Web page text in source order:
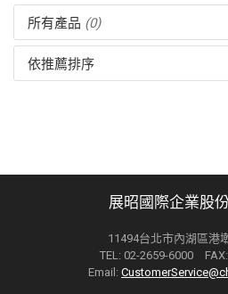
所有產品 (0)
依推薦排序
展昭國際企業股
11494台北市內湖區港
TEL: 02-2659-6000
Email: